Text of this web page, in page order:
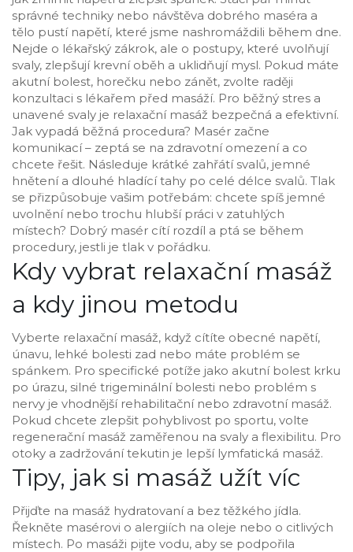
správné techniky nebo návštěva dobrého maséra a
tělo pustí napětí, které jsme nashromáždili během dne.
Nejde o lékařský zákrok, ale o postupy, které uvolňují
svaly, zlepšují krevní oběh a uklidňují mysl. Pokud máte
akutní bolest, horečku nebo zánět, zvolte raději
konzultaci s lékařem před masáží. Pro běžný stres a
unavené svaly je relaxační masáž bezpečná a efektivní.
Jak vypadá běžná procedura? Masér začne
komunikací – zeptá se na zdravotní omezení a co
chcete řešit. Následuje krátké zahřátí svalů, jemné
hnětení a dlouhé hladící tahy po celé délce svalů. Tlak
se přizpůsobuje vašim potřebám: chcete spíš jemné
uvolnění nebo trochu hlubší práci v zatuhlých
místech? Dobrý masér cítí rozdíl a ptá se během
procedury, jestli je tlak v pořádku.
Kdy vybrat relaxační masáž
a kdy jinou metodu
Vyberte relaxační masáž, když cítíte obecné napětí,
únavu, lehké bolesti zad nebo máte problém se
spánkem. Pro specifické potíže jako akutní bolest krku
po úrazu, silné trigeminální bolesti nebo problém s
nervy je vhodnější rehabilitační nebo zdravotní masáž.
Pokud chcete zlepšit pohyblivost po sportu, volte
regenerační masáž zaměřenou na svaly a flexibilitu. Pro
otoky a zadržování tekutin je lepší lymfatická masáž.
Tipy, jak si masáž užít víc
Přijďte na masáž hydratovaní a bez těžkého jídla.
Řekněte masérovi o alergiích na oleje nebo o citlivých
místech. Po masáži pijte vodu, aby se podpořila